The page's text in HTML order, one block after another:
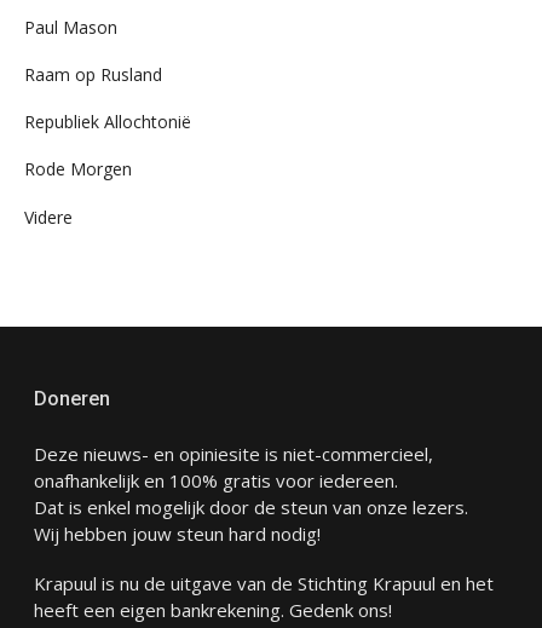
Paul Mason
Raam op Rusland
Republiek Allochtonië
Rode Morgen
Videre
Doneren
Deze nieuws- en opiniesite is niet-commercieel,
onafhankelijk en 100% gratis voor iedereen.
Dat is enkel mogelijk door de steun van onze lezers.
Wij hebben jouw steun hard nodig!
Krapuul is nu de uitgave van de Stichting Krapuul en het
heeft een eigen bankrekening. Gedenk ons!